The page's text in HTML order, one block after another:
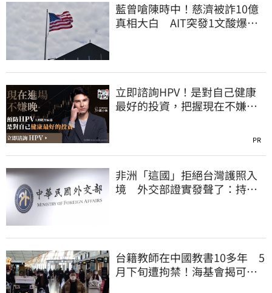
藍曾嗆陳時中！慈濟被詐10億
真相大白 AIT突發1文酸爆…
立即諮詢HPV！是對自己健康
最好的投資，把握現在不嫌
PR
非洲「這國」拒絕台灣護照入
境 外交部證實發聲了：持續
台籍教師在中國教書10多年 5
月下旬遭拘禁！海基會揭可能